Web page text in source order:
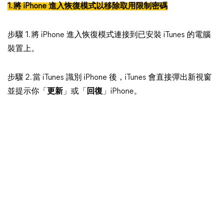
1. 將 iPhone 進入恢復模式以移除取用限制密碼
步驟 1. 將 iPhone 進入恢復模式連接到已安裝 iTunes 的電腦
裝置上。
步驟 2. 當 iTunes 識別 iPhone 後，iTunes 會直接彈出新視窗
並提示你「 更新 」或「 回復 」iPhone。